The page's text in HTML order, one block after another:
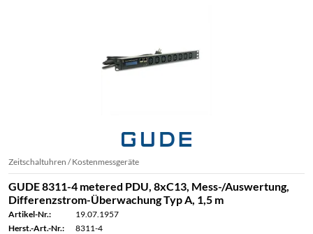
Zeitschaltuhren / Kostenmessgeräte
GUDE 8311-4 metered PDU, 8xC13, Mess-/Auswertung,
Differenzstrom-Überwachung Typ A, 1,5 m
Artikel-Nr.:
19.07.1957
Herst.-Art.-Nr.:
8311-4